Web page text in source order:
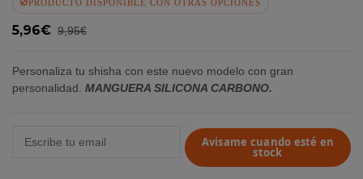
PRODUCTO DISPONIBLE CON OTRAS OPCIONES
5,96€ 9,95€
Personaliza tu shisha con este nuevo modelo con gran
personalidad. MANGUERA SILICONA CARBONO.
Avisame cuando esté en
stock